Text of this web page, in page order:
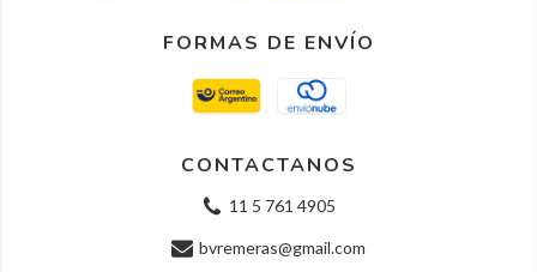
FORMAS DE ENVÍO
CONTACTANOS
11 5 761 4905
bvremeras@gmail.com